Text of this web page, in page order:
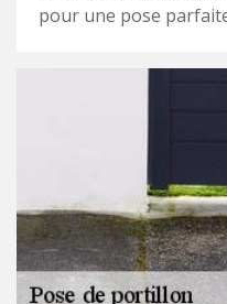
pour une pose